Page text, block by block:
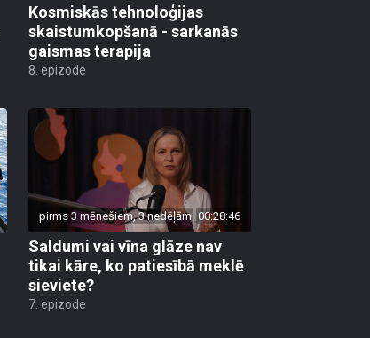
Kosmiskās tehnoloģijas
skaistumkopšanā - sarkanās
gaismas terapija
8. epizode
pirms 3 mēnešiem, 3 nedēļām 00:28:46
Saldumi vai vīna glāze nav
tikai kāre, ko patiesībā meklē
sieviete?
7. epizode